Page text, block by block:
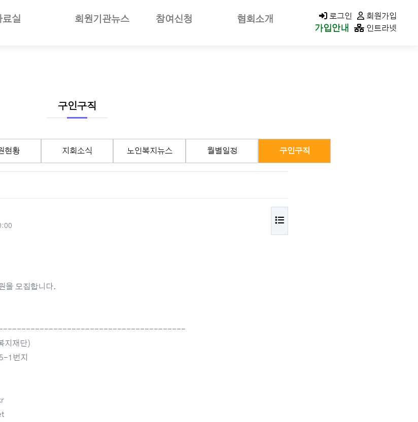
료실
식자료
서자료
타자료
회원기관뉴스
노인복지뉴스
월별일정
구인구직
참여신청 협회소개
조직구성/조직도
지회현황
KACOLD MALL 로그인 회원가입
가입안내 인트라넷
구인구직
현황 지회소식 노인복지뉴스 월별일정 구인구직
목록
을 모집합니다.
지재단)
1번지